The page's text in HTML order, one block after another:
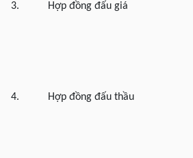
3. Hợp đồng đấu giá
4. Hợp đồng đấu thầu